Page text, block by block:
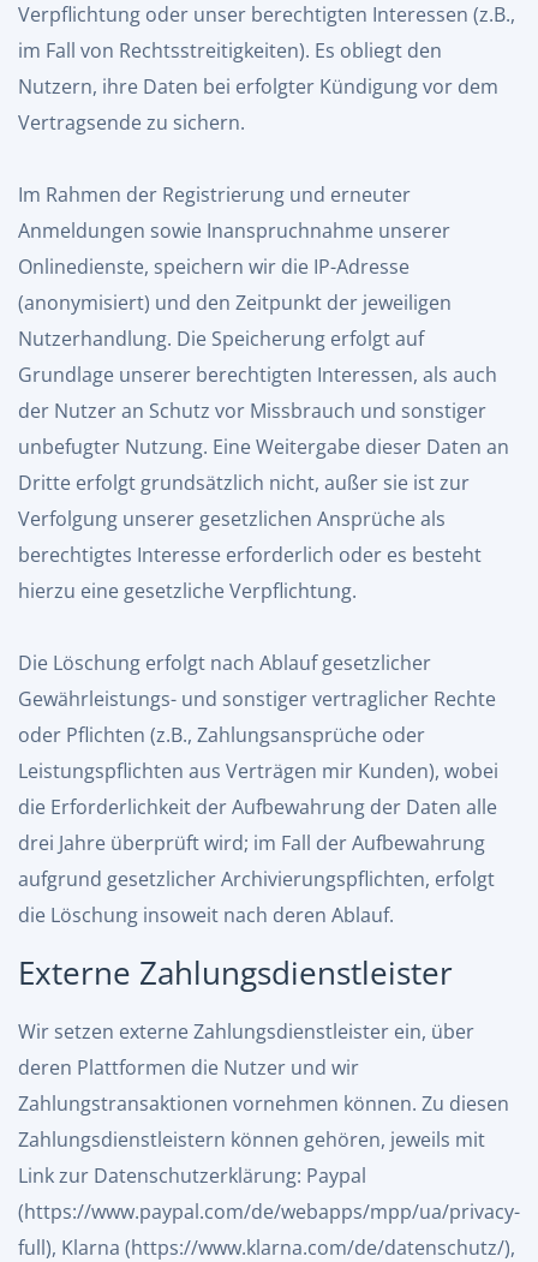
Verpflichtung oder unser berechtigten Interessen (z.B.,
im Fall von Rechtsstreitigkeiten). Es obliegt den
Nutzern, ihre Daten bei erfolgter Kündigung vor dem
Vertragsende zu sichern.
Im Rahmen der Registrierung und erneuter
Anmeldungen sowie Inanspruchnahme unserer
Onlinedienste, speichern wir die IP-Adresse
(anonymisiert) und den Zeitpunkt der jeweiligen
Nutzerhandlung. Die Speicherung erfolgt auf
Grundlage unserer berechtigten Interessen, als auch
der Nutzer an Schutz vor Missbrauch und sonstiger
unbefugter Nutzung. Eine Weitergabe dieser Daten an
Dritte erfolgt grundsätzlich nicht, außer sie ist zur
Verfolgung unserer gesetzlichen Ansprüche als
berechtigtes Interesse erforderlich oder es besteht
hierzu eine gesetzliche Verpflichtung.
Die Löschung erfolgt nach Ablauf gesetzlicher
Gewährleistungs- und sonstiger vertraglicher Rechte
oder Pflichten (z.B., Zahlungsansprüche oder
Leistungspflichten aus Verträgen mir Kunden), wobei
die Erforderlichkeit der Aufbewahrung der Daten alle
drei Jahre überprüft wird; im Fall der Aufbewahrung
aufgrund gesetzlicher Archivierungspflichten, erfolgt
die Löschung insoweit nach deren Ablauf.
Externe Zahlungsdienstleister
Wir setzen externe Zahlungsdienstleister ein, über
deren Plattformen die Nutzer und wir
Zahlungstransaktionen vornehmen können. Zu diesen
Zahlungsdienstleistern können gehören, jeweils mit
Link zur Datenschutzerklärung: Paypal
(https://www.paypal.com/de/webapps/mpp/ua/privacy-
full), Klarna (https://www.klarna.com/de/datenschutz/),